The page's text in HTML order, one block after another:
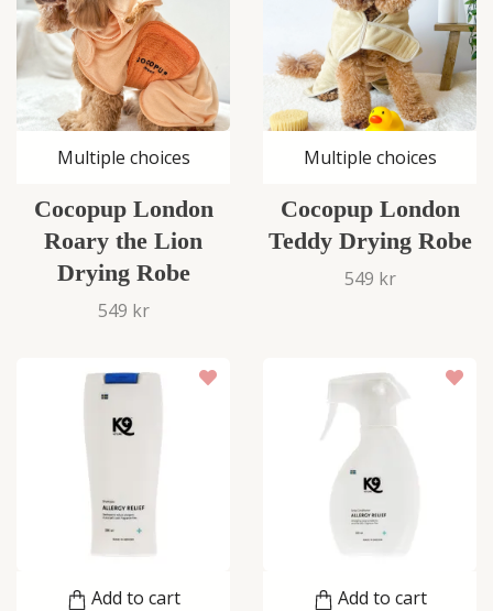
Multiple choices
Cocopup London
Roary the Lion
Drying Robe
549 kr
Multiple choices
Cocopup London
Teddy Drying Robe
549 kr
Add to cart Add to cart